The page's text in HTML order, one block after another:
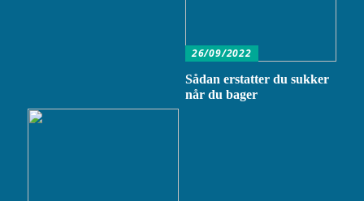
26/09/2022
Sådan erstatter du sukker
når du bager